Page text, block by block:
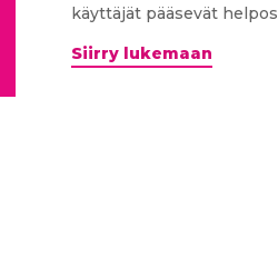
käyttäjät pääsevät
Siirry lukemaanAiro-